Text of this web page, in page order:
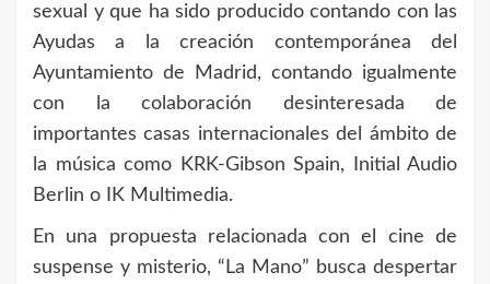
sexual y que ha sido producido contando con las
Ayudas a la creación contemporánea del
Ayuntamiento de Madrid, contando igualmente
con la colaboración desinteresada de
importantes casas internacionales del ámbito de
la música como KRK-Gibson Spain, Initial Audio
Berlin o IK Multimedia.
En una propuesta relacionada con el cine de
suspense y misterio, “La Mano” busca despertar